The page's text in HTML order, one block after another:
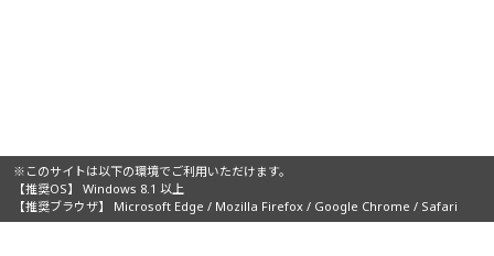
※このサイトは以下の環境でご利用いただけます。
【推奨OS】 Windows 8.1 以上
【推奨ブラウザ】 Microsoft Edge / Mozilla Firefox / Google Chrome / Safari